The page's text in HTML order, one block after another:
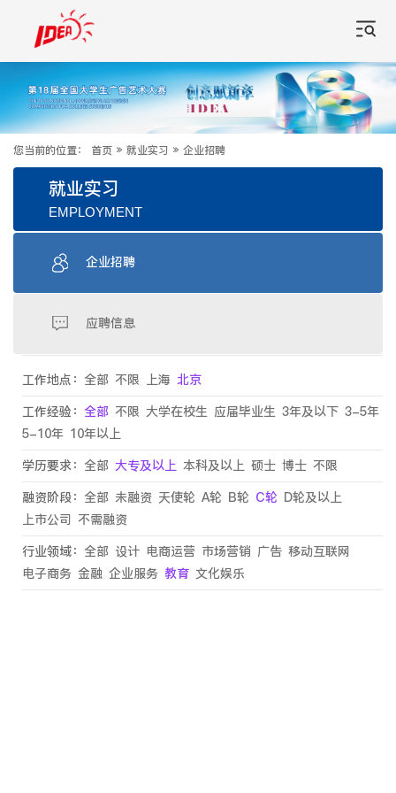
您当前的位置： 首页 » 就业实习 » 企业招聘
就业实习
EMPLOYMENT
企业招聘
应聘信息
工作地点： 全部 不限 上海 北京
工作经验： 全部 不限 大学在校生 应届毕业生 3年及以下 3-5年
5-10年 10年以上
学历要求： 全部 大专及以上 本科及以上 硕士 博士 不限
融资阶段： 全部 未融资 天使轮 A轮 B轮 C轮 D轮及以上
上市公司 不需融资
行业领域： 全部 设计 电商运营 市场营销 广告 移动互联网
电子商务 金融 企业服务 教育 文化娱乐